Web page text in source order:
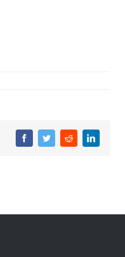
FacebookTwitterRedditLinkedIn